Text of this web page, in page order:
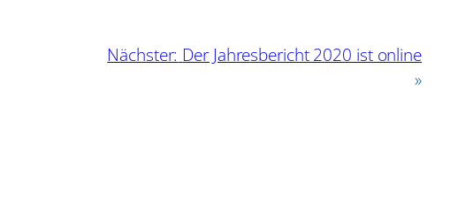
Nächster: Der Jahresbericht 2020 ist online
»